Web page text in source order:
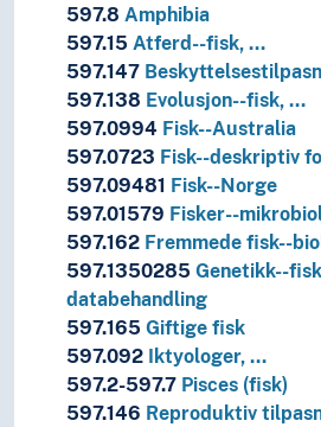
597.8 Amphibia
597.15 Atferd--fisk, …
597.147
597.138 Evolusjon--fisk, …
597.0994 Fisk--Australia
597.0723 Fisk--deskriptiv
597.09481 Fisk--Norge
597.01579 Fisker--
597.162 Fremmede fisk--
597.1350285 Genetikk--
databehandling
597.165 Giftige fisk
597.092
Iktyologer, …
597.2-597.7 Pisces (fisk)
597.146 Reproduktiv